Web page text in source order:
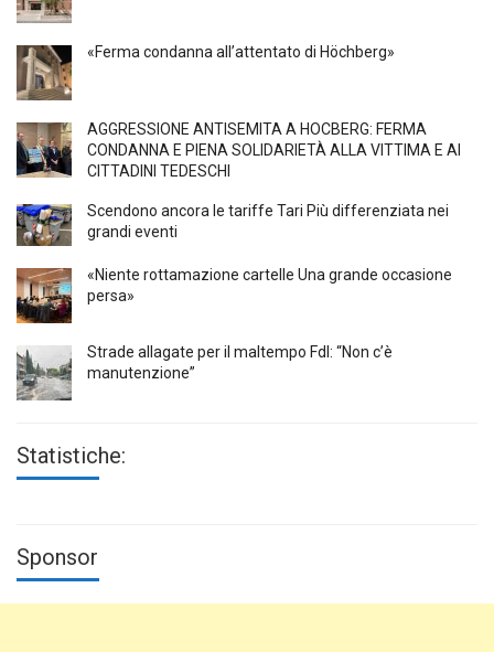
«Ferma condanna all’attentato di Höchberg»
AGGRESSIONE ANTISEMITA A HÖCBERG: FERMA
CONDANNA E PIENA SOLIDARIETÀ ALLA VITTIMA E AI
CITTADINI TEDESCHI
Scendono ancora le tariffe Tari Più differenziata nei
grandi eventi
«Niente rottamazione cartelle Una grande occasione
persa»
Strade allagate per il maltempo FdI: “Non c’è
manutenzione”
Statistiche:
Sponsor